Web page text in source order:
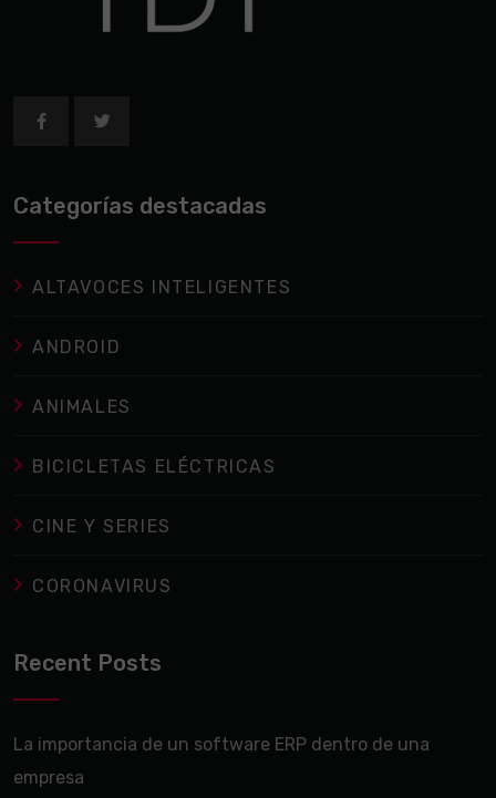
Categorías destacadas
ALTAVOCES INTELIGENTES
ANDROID
ANIMALES
BICICLETAS ELÉCTRICAS
CINE Y SERIES
CORONAVIRUS
Recent Posts
La importancia de un software ERP dentro de una
empresa